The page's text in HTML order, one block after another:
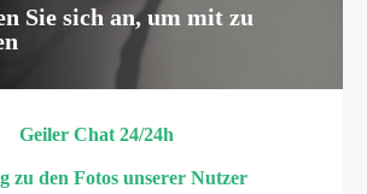
Sie sich an, um mit zu
Geiler Chat 24/24h
zu den Fotos unserer Nutzer